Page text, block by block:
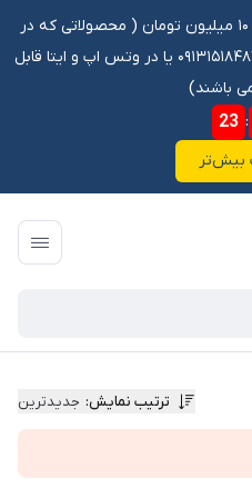
تخفیف ۵ درصد برای سفارشات بالای ۱۰ میلیون تومان ‌‌(‌‌ محصولاتی که در
سایت موجود نیستند طی تماس با ۰۹۱۳۱۵۱۸۴۸۷ یا در وتس اپ و ایتا قابل
باشند)
23 :
بیش‌تر
ترتیب نمایش: جدیدترین